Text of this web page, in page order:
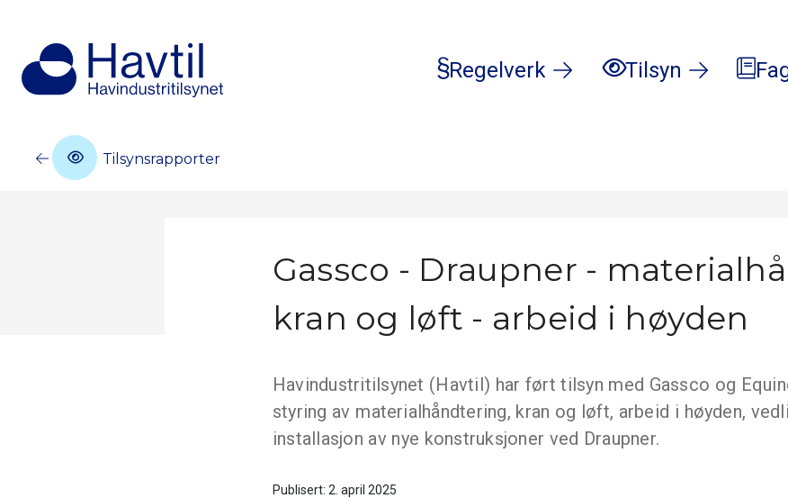
Regelverk Tilsyn
Tilsynsrapporter
Gassco - Draupner -
kran og løft - arbeid i høyden
Havindustritilsynet (Havtil) har ført tilsyn med Gassco og
styring av materialhåndtering, kran og løft, arbeid i høyden,
installasjon av nye konstruksjoner ved Draupner.
Publisert: 2. april 2025